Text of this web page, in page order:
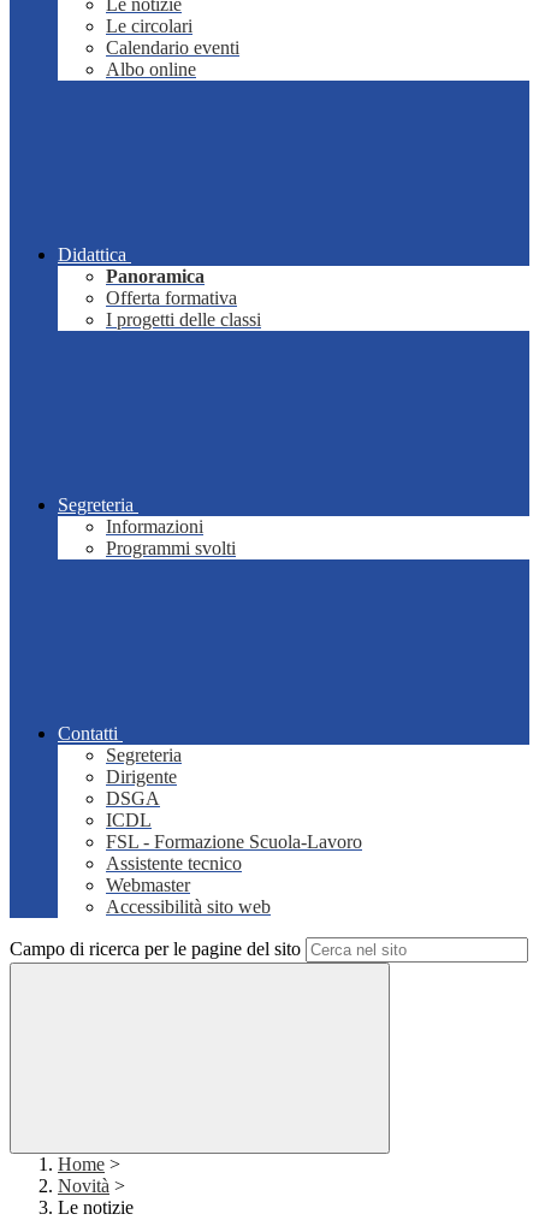
Le notizie
Le circolari
Calendario eventi
Albo online
Didattica
Panoramica
Offerta formativa
I progetti delle classi
Segreteria
Informazioni
Programmi svolti
Contatti
Segreteria
Dirigente
DSGA
ICDL
FSL - Formazione Scuola-Lavoro
Assistente tecnico
Webmaster
Accessibilità sito web
Campo di ricerca per le pagine del sito
Home >
Novità >
Le notizie